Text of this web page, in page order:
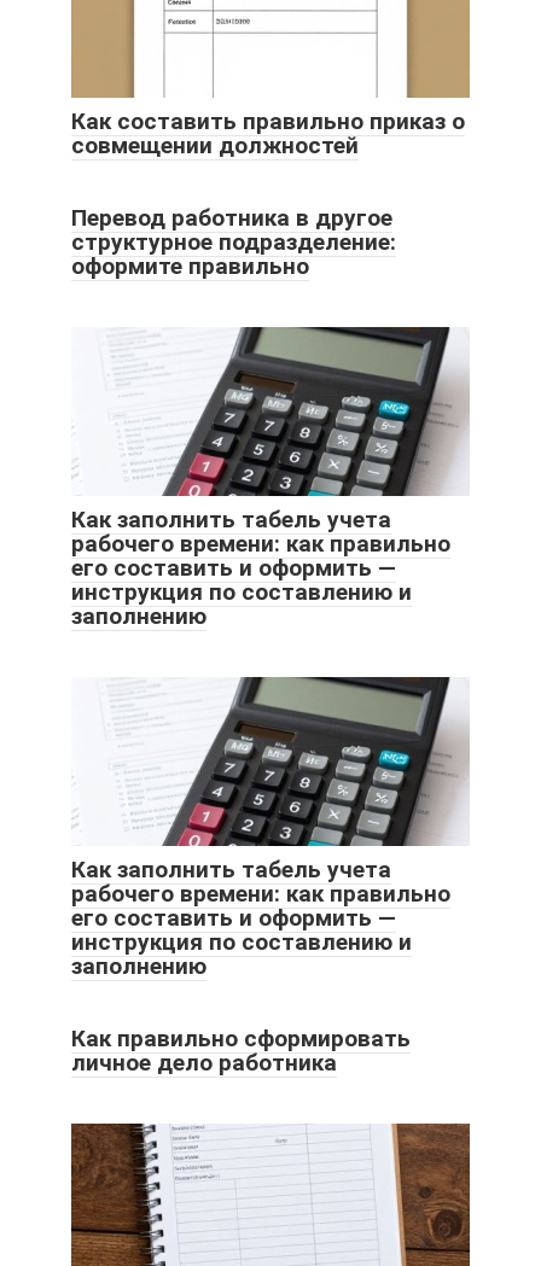
Как составить правильно приказ о
совмещении должностей
Перевод работника в другое
структурное подразделение:
оформите правильно
Как заполнить табель учета
рабочего времени: как правильно
его составить и оформить —
инструкция по составлению и
заполнению
Как заполнить табель учета
рабочего времени: как правильно
его составить и оформить —
инструкция по составлению и
заполнению
Как правильно сформировать
личное дело работника